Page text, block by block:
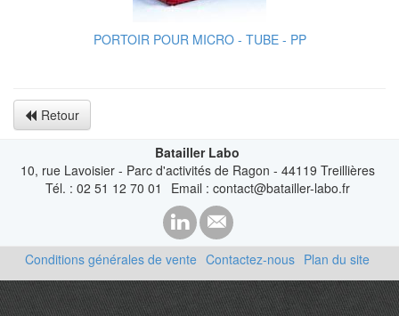
PORTOIR POUR MICRO - TUBE - PP
Retour
Batailler Labo
10, rue Lavoisier - Parc d'activités de Ragon - 44119 Treillières
Tél. : 02 51 12 70 01
Email : contact@batailler-labo.fr
Conditions générales de vente Contactez-nous Plan du site